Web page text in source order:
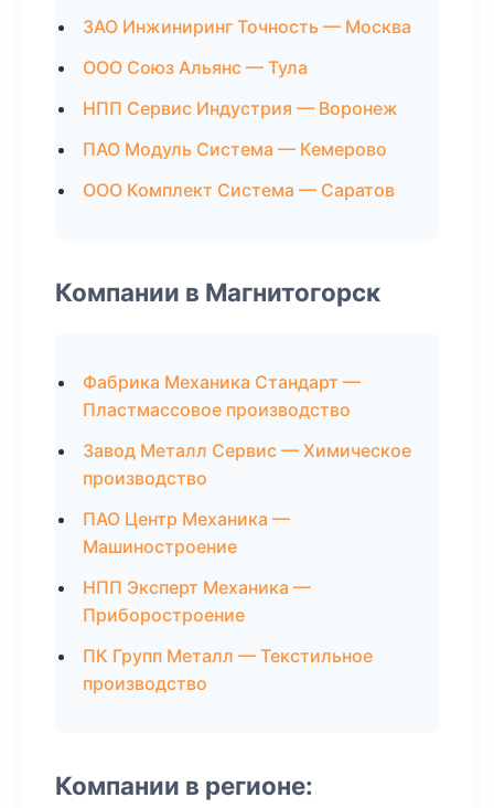
ЗАО Инжиниринг Точность — Москва
ООО Союз Альянс — Тула
НПП Сервис Индустрия — Воронеж
ПАО Модуль Система — Кемерово
ООО Комплект Система — Саратов
Компании в Магнитогорск
Фабрика Механика Стандарт —
Пластмассовое производство
Завод Металл Сервис — Химическое
производство
ПАО Центр Механика —
Машиностроение
НПП Эксперт Механика —
Приборостроение
ПК Групп Металл — Текстильное
производство
Компании в регионе: